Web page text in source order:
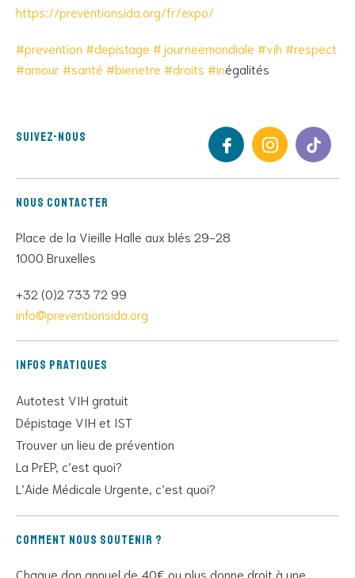
https://preventionsida.org/fr/expo/
#prevention #depistage #journeemondiale #vih #respect
#amour#sante #bienetre #droits #inégalités
Suivez-nous
Nous contacter
Place de la Vieille Halle aux blés 29-28
1000 Bruxelles
+32 (0)2 733 72 99
info@preventionsida.org
Infos pratiques
Autotest VIH gratuit
Dépistage VIH et IST
Trouver un lieu de prévention
La PrEP, c’est quoi?
L’Aide Médicale Urgente, c’est quoi?
Comment nous soutenir ?
Chaque don annuel de 40€ ou plus donne droit à une